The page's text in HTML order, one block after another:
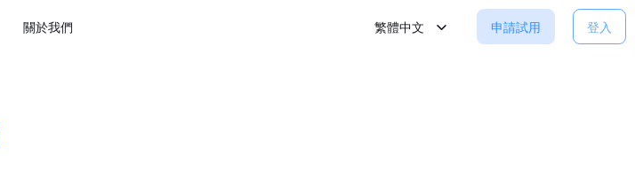
關於我們 繁體中文 申請試用 登入